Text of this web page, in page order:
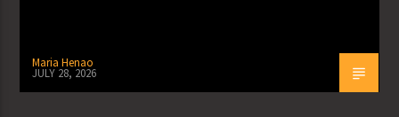
Maria Henao
JULY 28, 2026